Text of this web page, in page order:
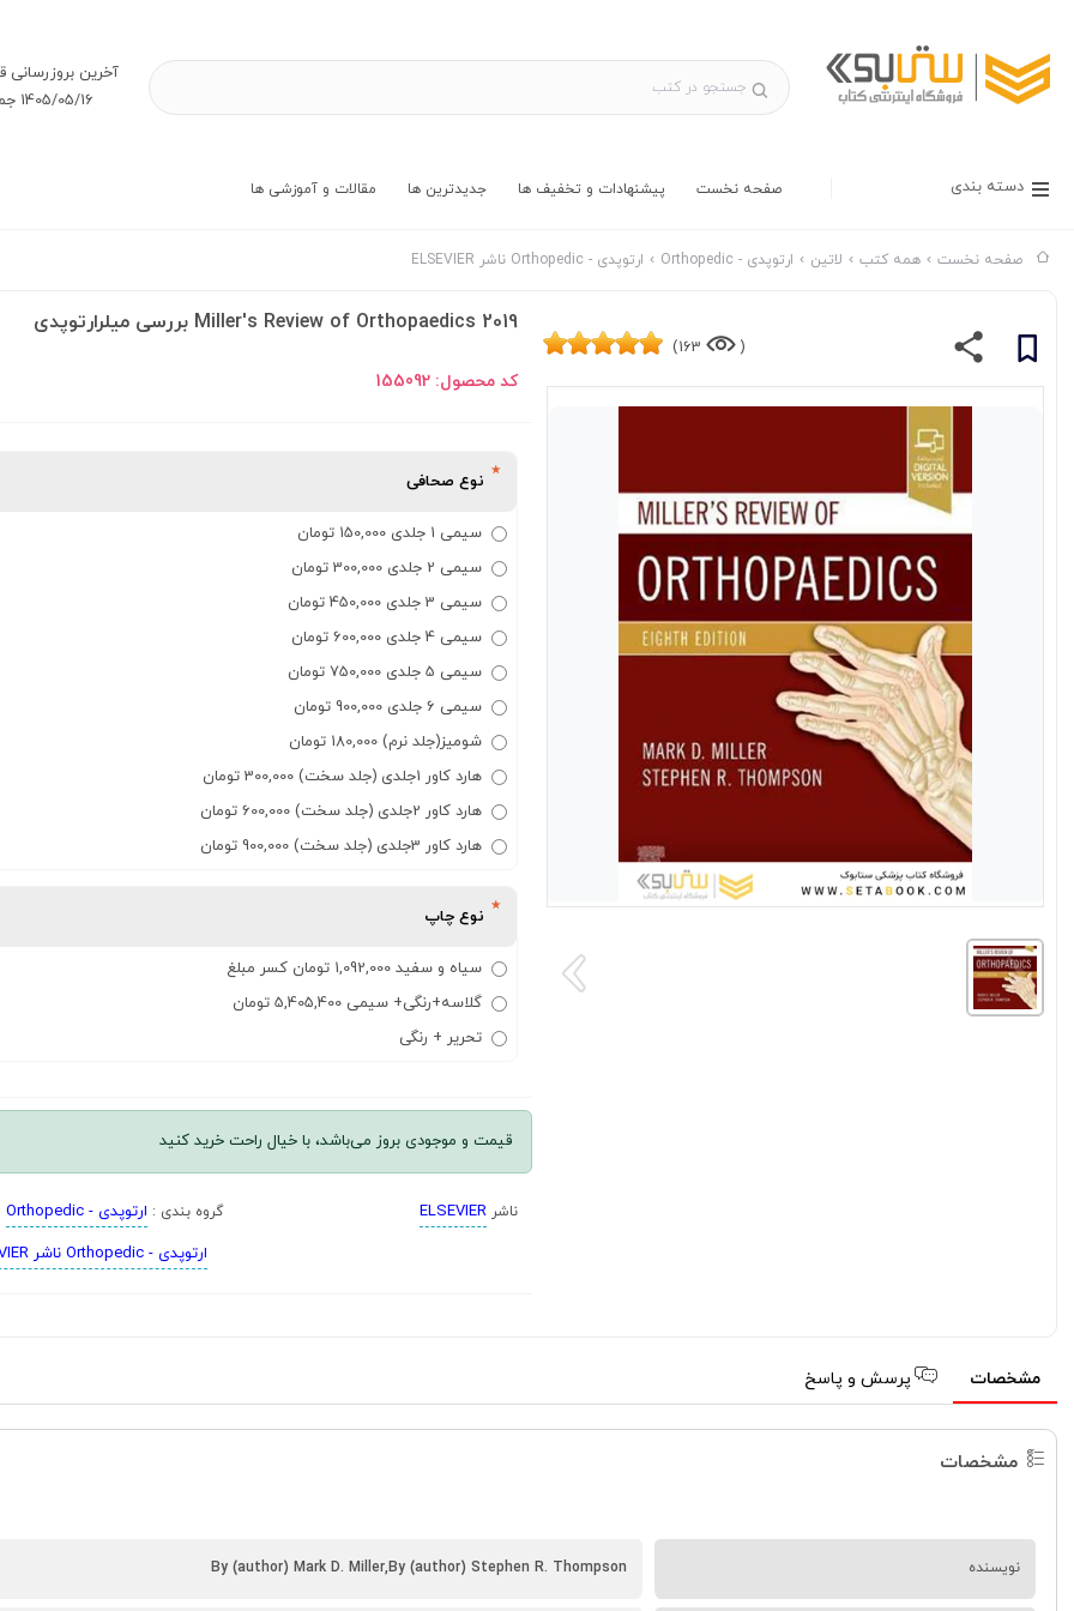
آخرین بروز‌رسانی
1405/05/16 جمعه
دسته بندی صفحه نخست پیشنهادات و تخفیف ها جدیدترین ها مقالات و آموزشی ها
صفحه نخست همه کتب لاتین ارتوپدی - Orthopedic ارتوپدی - Orthopedic ناشر ELSEVIER
(
163)
Miller's Review of Orthopaedics 2019 بررسی میلرارتوپدی
کد محصول:155092
نوع صحافی
سیمی 1 جلدی 150,000 تومان
سیمی 2 جلدی 300,000 تومان
سیمی 3 جلدی 450,000 تومان
سیمی 4 جلدی 600,000 تومان
سیمی 5 جلدی 750,000 تومان
سیمی 6 جلدی 900,000 تومان
شومیز(جلد نرم) 180,000 تومان
هارد کاور 1جلدی (جلد سخت) 300,000 تومان
هارد کاور 2جلدی (جلد سخت) 600,000 تومان
هارد کاور 3جلدی (جلد سخت) 900,000 تومان
نوع چاپ
سیاه و سفید 1,092,000 تومان کسر مبلغ
گلاسه+رنگی+ سیمی 5,405,400 تومان
تحریر + رنگی
قیمت و موجودی بروز می‌باشد، با خیال راحت خرید کنید
ناشرELSEVIER گروه بندی : ارتوپدی - Orthopedic
ارتوپدی - Orthopedic ناشر ELSEVIER
مشخصات پرسش و پاسخ
مشخصات
نویسنده By (author) Mark D. Miller,By (author) Stephen R. Thompson